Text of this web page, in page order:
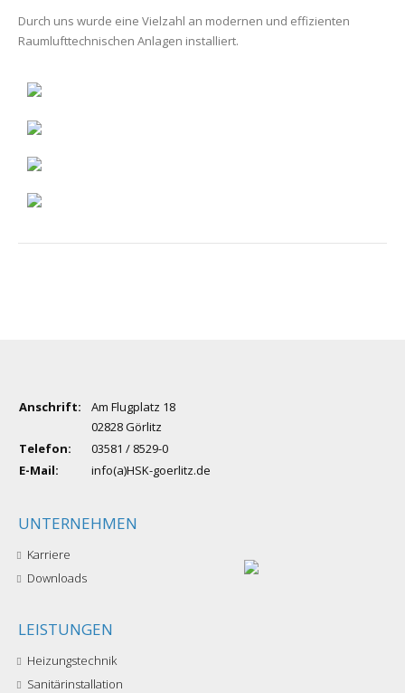
Durch uns wurde eine Vielzahl an modernen und effizienten
Raumlufttechnischen Anlagen installiert.
Anschrift:
Am Flugplatz 18
02828 Görlitz
Telefon:
03581 / 8529-0
E-Mail:
info(a)HSK-goerlitz.de
UNTERNEHMEN
Karriere
Downloads
LEISTUNGEN
Heizungstechnik
Sanitärinstallation